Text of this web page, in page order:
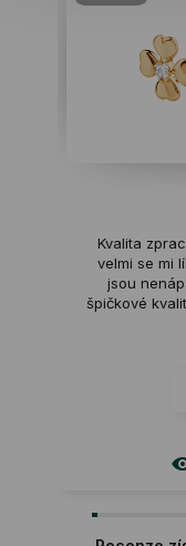
Kvalita
velmi se mi
jsou
špičkové